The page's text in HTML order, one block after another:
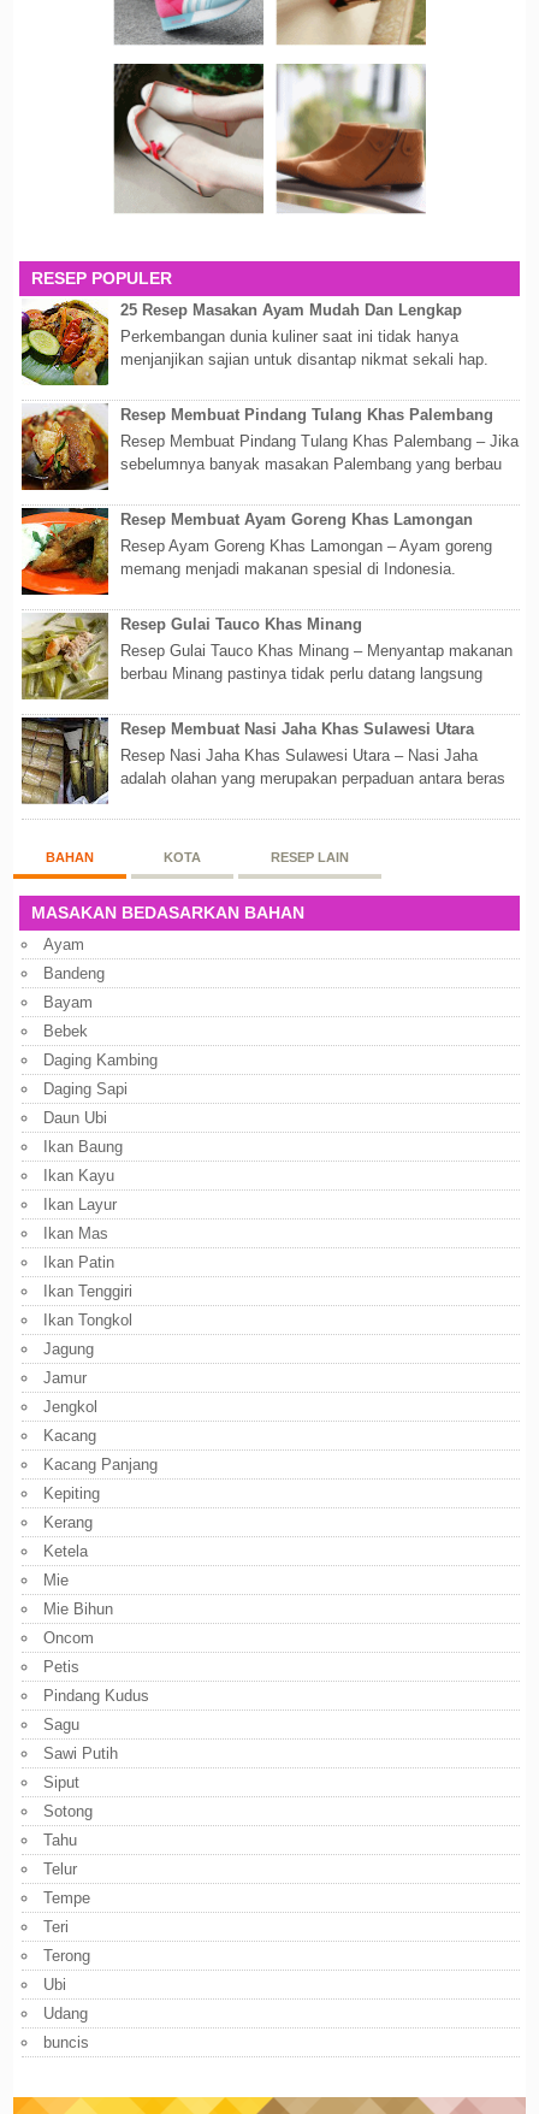
RESEP POPULER
25 Resep Masakan Ayam Mudah Dan Lengkap
Perkembangan dunia kuliner saat ini tidak hanya
menjanjikan sajian untuk disantap nikmat sekali hap.
Resep Membuat Pindang Tulang Khas Palembang
Resep Membuat Pindang Tulang Khas Palembang – Jika
sebelumnya banyak masakan Palembang yang berbau
Resep Membuat Ayam Goreng Khas Lamongan
Resep Ayam Goreng Khas Lamongan – Ayam goreng
memang menjadi makanan spesial di Indonesia.
Resep Gulai Tauco Khas Minang
Resep Gulai Tauco Khas Minang – Menyantap makanan
berbau Minang pastinya tidak perlu datang langsung
Resep Membuat Nasi Jaha Khas Sulawesi Utara
Resep Nasi Jaha Khas Sulawesi Utara – Nasi Jaha
adalah olahan yang merupakan perpaduan antara beras
BAHAN KOTA RESEP LAIN
MASAKAN BEDASARKAN BAHAN
Ayam
Bandeng
Bayam
Bebek
Daging Kambing
Daging Sapi
Daun Ubi
Ikan Baung
Ikan Kayu
Ikan Layur
Ikan Mas
Ikan Patin
Ikan Tenggiri
Ikan Tongkol
Jagung
Jamur
Jengkol
Kacang
Kacang Panjang
Kepiting
Kerang
Ketela
Mie
Mie Bihun
Oncom
Petis
Pindang Kudus
Sagu
Sawi Putih
Siput
Sotong
Tahu
Telur
Tempe
Teri
Terong
Ubi
Udang
buncis